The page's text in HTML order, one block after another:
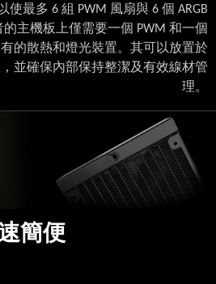
使最多 6 組 PWM 風扇與 6 個 ARGB
的主機板上僅需要一個 PWM 和一個
的散熱和燈光裝置。其可以放置於
並確保內部保持整潔及有效線材管
理。
簡便